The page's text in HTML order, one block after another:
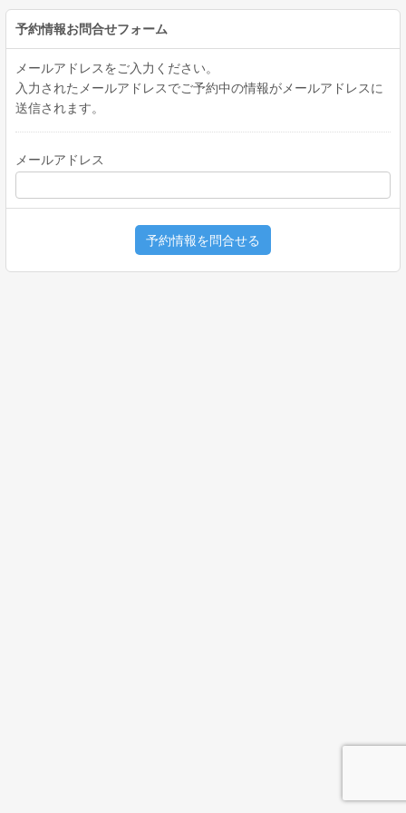
予約情報お問合せフォーム
メールアドレスをご入力ください。
入力されたメールアドレスでご予約中の情報がメールアドレスに
送信されます。
メールアドレス
予約情報を問合せる